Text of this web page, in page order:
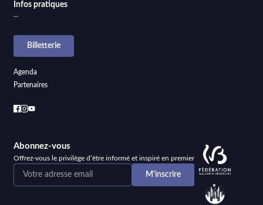
Infos pratiques
Billetterie
Agenda
Partenaires
Abonnez-vous
Offrez-vous le privilège d’être informé et inspiré en premier